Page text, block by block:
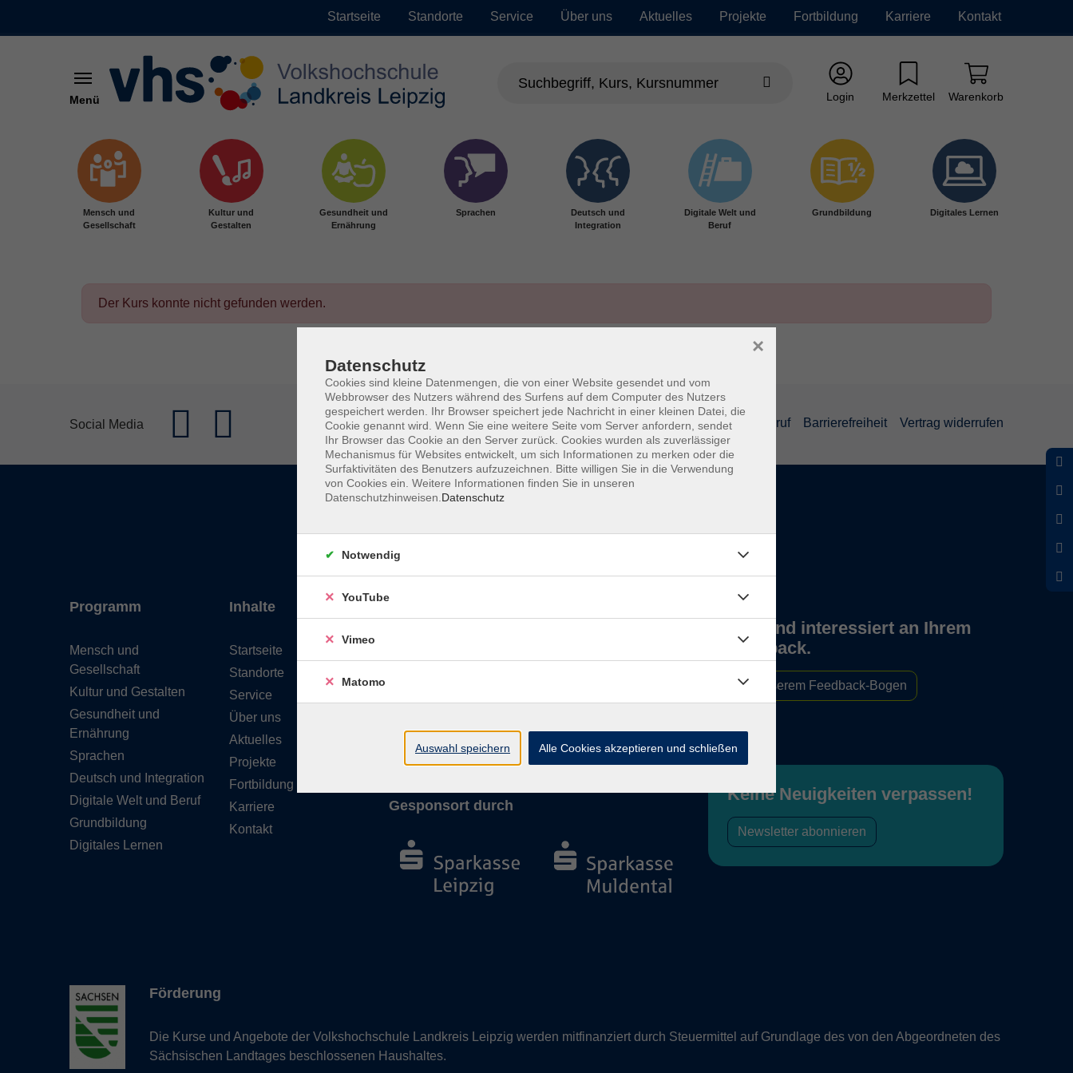
Startseite Standorte Service Über uns Aktuelles Projekte Fortbildung Karriere Kontakt
Menü Login Merkzettel Warenkorb
Mensch und
Gesellschaft
Kultur und
Gestalten
Gesundheit und
Ernährung
Sprachen
Deutsch und
Integration
Digitale Welt und
Beruf
Grundbildung Digitales Lernen
Der Kurs konnte nicht gefunden werden.
Social Media Impressum Datenschutzerklärung AGB und Widerruf Barrierefreiheit Vertrag widerrufen
Programm
Mensch und
Gesellschaft
Kultur und Gestalten
Gesundheit und
Ernährung
Sprachen
Deutsch und Integration
Digitale Welt und Beruf
Grundbildung
Digitales Lernen
Inhalte
Startseite
Standorte
Service
Über uns
Aktuelles
Projekte
Fortbildung
Karriere
Kontakt
Gesponsort durch
Wir sind interessiert an Ihrem
Feedback.
Zu unserem Feedback-Bogen
Keine Neuigkeiten verpassen!
Newsletter abonnieren
Förderung
Die Kurse und Angebote der Volkshochschule Landkreis Leipzig werden mitfinanziert durch Steuermittel auf Grundlage des von den Abgeordneten des
Sächsischen Landtages beschlossenen Haushaltes.
Datenschutz
Cookies sind kleine Datenmengen, die von einer Website gesendet und vom
Webbrowser des Nutzers während des Surfens auf dem Computer des Nutzers
gespeichert werden. Ihr Browser speichert jede Nachricht in einer kleinen Datei, die
Cookie genannt wird. Wenn Sie eine weitere Seite vom Server anfordern, sendet
Ihr Browser das Cookie an den Server zurück. Cookies wurden als zuverlässiger
Mechanismus für Websites entwickelt, um sich Informationen zu merken oder die
Surfaktivitäten des Benutzers aufzuzeichnen. Bitte willigen Sie in die Verwendung
von Cookies ein. Weitere Informationen finden Sie in unseren
Datenschutzhinweisen. Datenschutz
×
Notwendig
YouTube
Vimeo
Matomo
Auswahl speichern Alle Cookies akzeptieren und schließen